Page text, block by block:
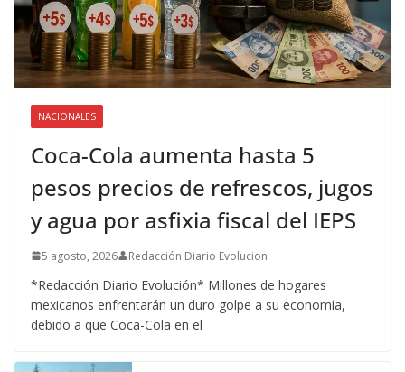
NACIONALES
Coca-Cola aumenta hasta 5
pesos precios de refrescos, jugos
y agua por asfixia fiscal del IEPS
5 agosto, 2026 Redacción Diario Evolucion
*Redacción Diario Evolución* Millones de hogares
mexicanos enfrentarán un duro golpe a su economía,
debido a que Coca-Cola en el